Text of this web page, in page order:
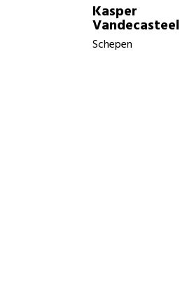
Kasper
Vandecasteel
Schepen